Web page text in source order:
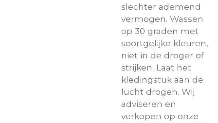
slechter ademend
vermogen. Wassen
op 30 graden met
soortgelijke kleuren,
niet in de droger of
strijken. Laat het
kledingstuk aan de
lucht drogen. Wij
adviseren en
verkopen op onze